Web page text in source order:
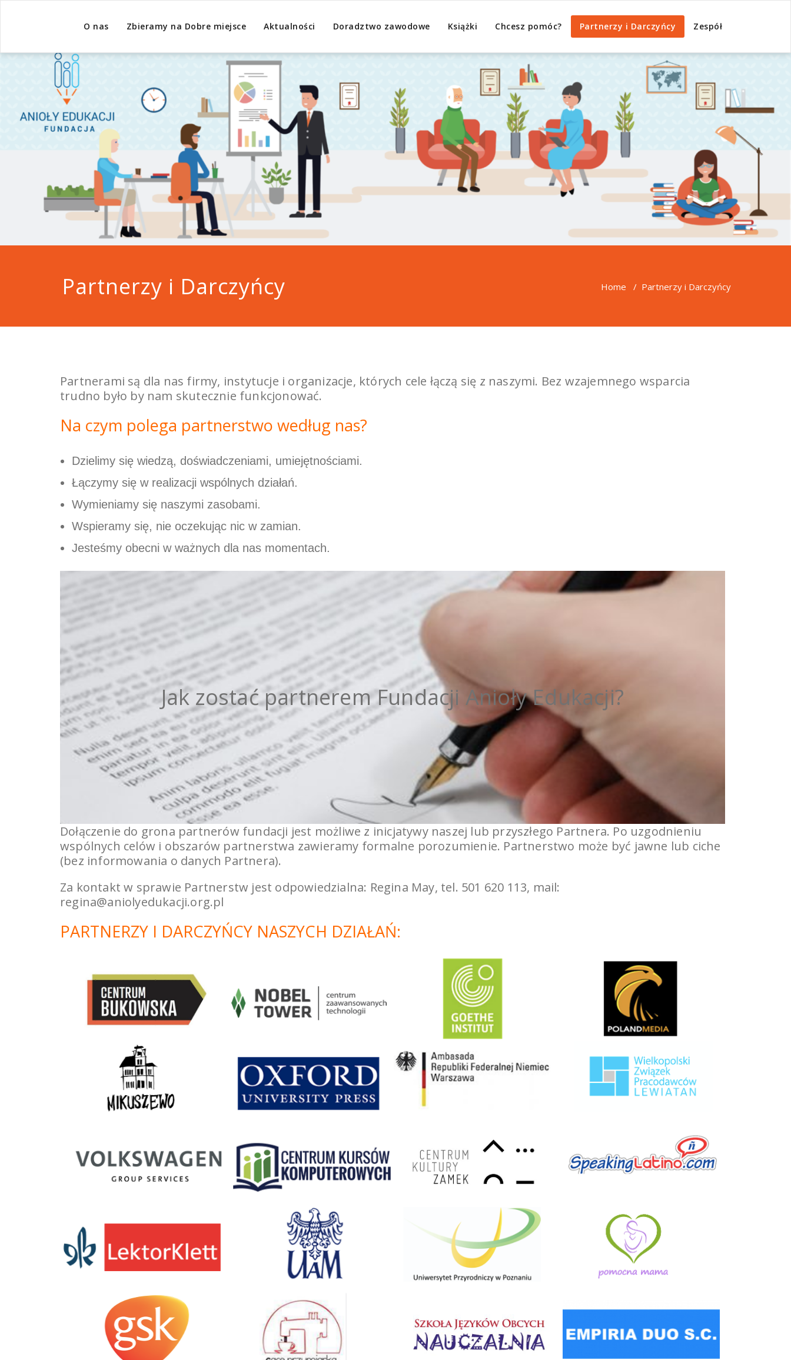
O nas Zbieramy na Dobre miejsce Aktualności Doradztwo zawodowe Książki Chcesz pomóc? Partnerzy i Darczyńcy Zespół
Partnerzy i Darczyńcy Home / Partnerzy i Darczyńcy
Partnerami są dla nas firmy, instytucje i organizacje, których cele łączą się z naszymi. Bez wzajemnego wsparcia
trudno było by nam skutecznie funkcjonować.
Na czym polega partnerstwo według nas?
Dzielimy się wiedzą, doświadczeniami, umiejętnościami.
Łączymy się w realizacji wspólnych działań.
Wymieniamy się naszymi zasobami.
Wspieramy się, nie oczekując nic w zamian.
Jesteśmy obecni w ważnych dla nas momentach.
Jak zostać partnerem Fundacji Anioły Edukacji?
Dołączenie do grona partnerów fundacji jest możliwe z inicjatywy naszej lub przyszłego Partnera. Po uzgodnieniu
wspólnych celów i obszarów partnerstwa zawieramy formalne porozumienie. Partnerstwo może być jawne lub ciche
(bez informowania o danych Partnera).
Za kontakt w sprawie Partnerstw jest odpowiedzialna: Regina May, tel. 501 620 113, mail:
regina@aniolyedukacji.org.pl
PARTNERZY I DARCZYŃCY NASZYCH DZIAŁAŃ: